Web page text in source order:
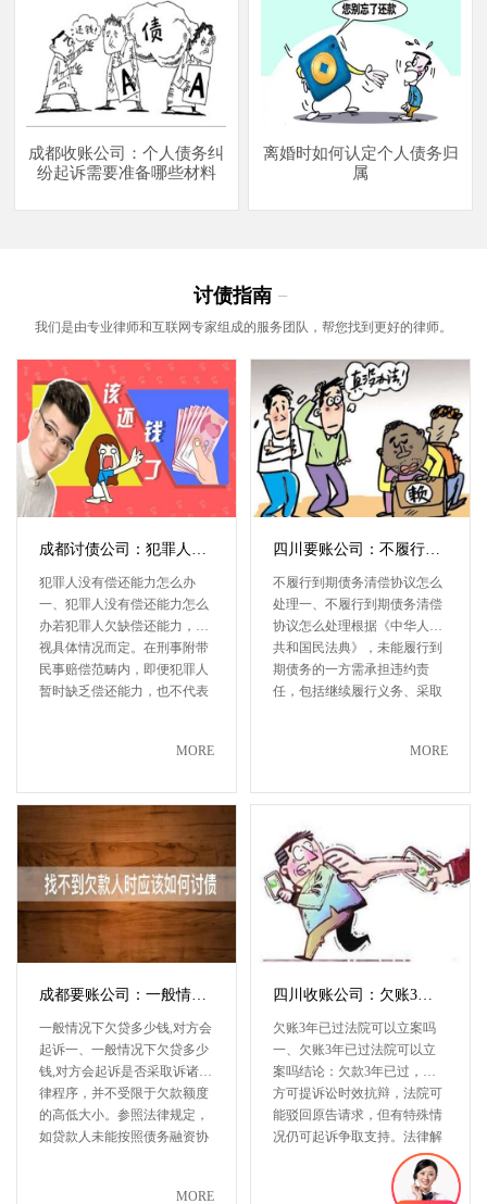
成都收账公司：个人债务纠
纷起诉需要准备哪些材料
离婚时如何认定个人债务归
属
讨债指南−
我们是由专业律师和互联网专家组成的服务团队，帮您找到更好的律师。
犯罪人没有偿还能力怎么办
一、犯罪人没有偿还能力怎么
办若犯罪人欠缺偿还能力，需
视具体情况而定。在刑事附带
民事赔偿范畴内，即便犯罪人
暂时缺乏偿还能力，也不代表
MORE
不履行到期债务清偿协议怎么
处理一、不履行到期债务清偿
协议怎么处理根据《中华人民
共和国民法典》，未能履行到
期债务的一方需承担违约责
任，包括继续履行义务、采取
MORE
一般情况下欠贷多少钱,对方会
起诉一、一般情况下欠贷多少
钱,对方会起诉是否采取诉诸法
律程序，并不受限于欠款额度
的高低大小。参照法律规定，
如贷款人未能按照债务融资协
MORE
欠账3年已过法院可以立案吗
一、欠账3年已过法院可以立
案吗结论：欠款3年已过，对
方可提诉讼时效抗辩，法院可
能驳回原告请求，但有特殊情
况仍可起诉争取支持。法律解
MORE